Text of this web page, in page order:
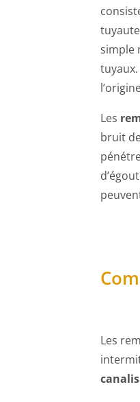
simple
Les
bruit
Les